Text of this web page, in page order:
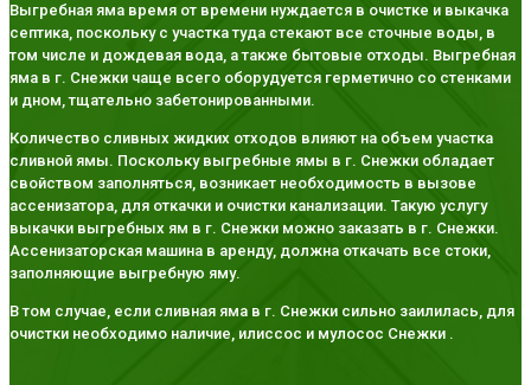
Выгребная яма время от времени нуждается в очистке и выкачка
септика, поскольку с участка туда стекают все сточные воды, в
том числе и дождевая вода, а также бытовые отходы. Выгребная
яма в г. Снежки чаще всего оборудуется герметично со стенками
и дном, тщательно забетонированными.
Количество сливных жидких отходов влияют на объем участка
сливной ямы. Поскольку выгребные ямы в г. Снежки обладает
свойством заполняться, возникает необходимость в вызове
ассенизатора, для откачки и очистки канализации. Такую услугу
выкачки выгребных ям в г. Снежки можно заказать в г. Снежки.
Ассенизаторская машина в аренду, должна откачать все стоки,
заполняющие выгребную яму.
В том случае, если сливная яма в г. Снежки сильно заилилась, для
очистки необходимо наличие, илиссос и мулосос Снежки .